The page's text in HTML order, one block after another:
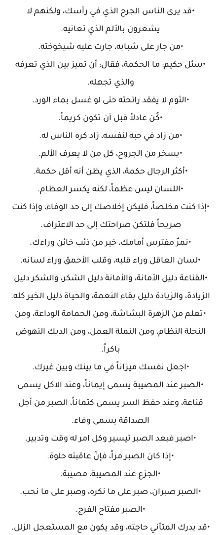
•قد يرى الناس الجرح الذي في رأسك، ولكنهم لا
يشعرون بالألم الذي تعانيه.
•من جار على شبابه، جارت عليه شيخوخته.
•سئل حكيم: ما الحكمة، فقال: أن تميز بين الذي تعرفه
والذي تجهله.
•الثوم لا يفقد رائحته حتى لو غسل بماء الورد.
•كُن عادلاً قبل أن تكون كريماً.
•من زاد في حبه لنفسه، زاد كره الناس له.
•يسخر من الجروح، كل من لا يعرف الألم.
•أكثر الرجال حكمة، الذي يظن أنه أقل حكمة.
•اللسان ليس عظماً، لكنه يكسر العظام.
•إذا كنت مخلصاً، فليكن إخلاصك إلى حد الوفاء، وإذا كنت
صريحاً فلتكن صراحتك إلى حد الاعتراف.
•نمرٌ مفترس أمامك، خير من ذئب خائن وراءك.
•لسان العاقل وراء قلبه، وقلب الأحمق وراء لسانه.
•القناعة دليل الأمانة، والأمانة دليل الشكر، والشكر دليل
الزيادة، والزيادة دليل بقاء النعمة، والحياة دليل الخير كله.
•تعلم من الزهرة البشاشة، ومن الحمامة الوداعة، ومن
النحلة النظام، ومن النملة العمل، ومن الديك النهوض
باكراً.
•اجعل نفسك ميزاناً في ما بينك وبين غيرك.
•الصبر عند المصيبة يسمى إيماناً، وعند الاكل يسمى
قناعة، وعند حفظ السر يسمى كتماناً، الصبر من أجل
الصداقة يسمى وفاء.
•اصبر فبعد الصبر تيسير وكل امر له وقت وتدبير.
•إذا كان الصبر مراً، فإنّ عاقبته حلوة.
•الجزع عند المصيبة، مصيبة.
•الصبر صبران، صبر على ما نكره، وصبر على ما نحب.
•الصبر مفتاح الفرج.
•قد يدرك المتأني حاجته، وقد يكون مع المستعجل الزلل.